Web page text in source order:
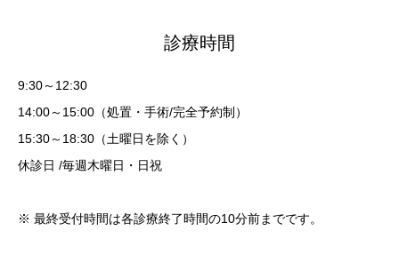
診療時間
9:30～12:30
14:00～15:00（処置・手術/完全予約制）
15:30～18:30（土曜日を除く）
休診日 /毎週木曜日・日祝
※ 最終受付時間は各診療終了時間の10分前までです。